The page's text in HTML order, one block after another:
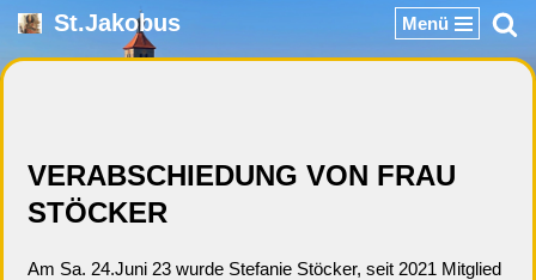
Zum
St.Jakobus Menü
VERABSCHIEDUNG VON FRAU
STÖCKER
Am Sa. 24.Juni 23 wurde Stefanie Stöcker, seit 2021 Mitglied